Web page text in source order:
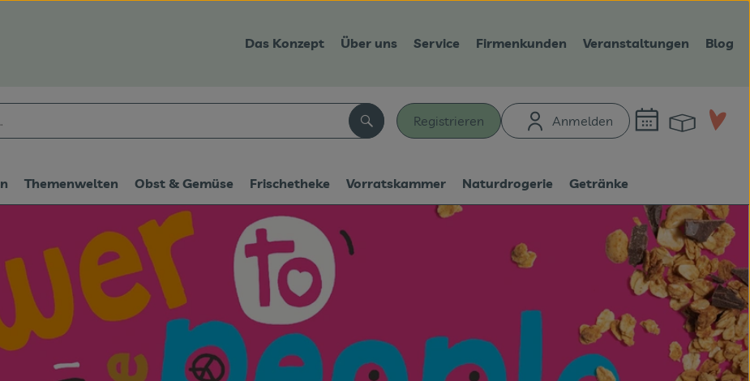
Das Konzept Über uns Service Firmenkunden Veranstaltungen Blog
Registrieren Anmelden
Suchen
Themenwelten Obst & Gemüse Frischetheke Vorratskammer Naturdrogerie Getränke